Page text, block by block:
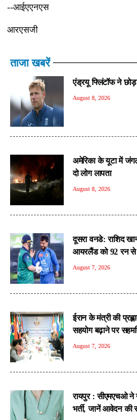
--आईएएनएस
आरएसजी
ताजा खबरें
एंड्रयू फ्लिंटॉफ ने
August 8, 2026
अमेरिका के यूटा में
दो लोग लापता
August 8, 2026
दूसरा वनडे: राशिद
आयरलैंड को 92 रन से
August 7, 2026
ईरान के मंत्री की
सहयोग बढ़ाने पर
August 7, 2026
रायपुर : सीएमएचओ ने
भर्ती, जानें आवेदन की